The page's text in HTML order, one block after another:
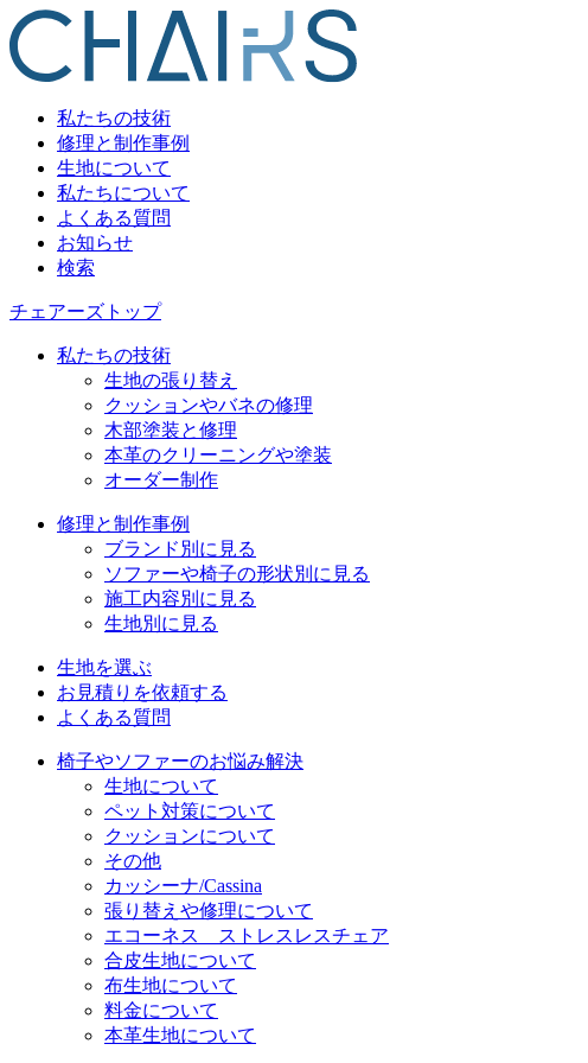
私たちの技術
修理と制作事例
生地について
私たちについて
よくある質問
お知らせ
検索
チェアーズトップ
私たちの技術
生地の張り替え
クッションやバネの修理
木部塗装と修理
本革のクリーニングや塗装
オーダー制作
修理と制作事例
ブランド別に見る
ソファーや椅子の形状別に見る
施工内容別に見る
生地別に見る
生地を選ぶ
お見積りを依頼する
よくある質問
椅子やソファーのお悩み解決
生地について
ペット対策について
クッションについて
その他
カッシーナ/Cassina
張り替えや修理について
エコーネス ストレスレスチェア
合皮生地について
布生地について
料金について
本革生地について